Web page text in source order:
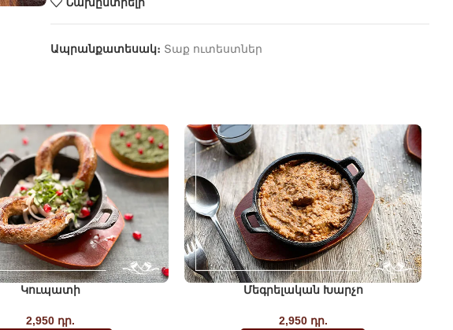
Ապրանքատեսակ։ Տաք ուտեստներ
Կուպատի
2,950դր.
Մեգրելական Խարչո
2,950դր.